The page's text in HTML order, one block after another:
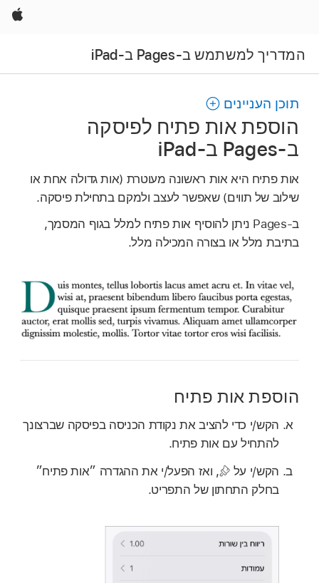
Apple
המדריך למשתמש ב-Pages ב-iPad
תוכן העניינים
הוספת אות פתיח לפיסקה
ב‑Pages ב‑iPad
אות פתיח היא אות ראשונה מעוטרת (אות גדולה אחת או
שילוב של תווים) שאפשר לעצב ולמקם בתחילת פיסקה.
ב‑Pages ניתן להוסיף אות פתיח למלל בגוף המסמך,
בתיבת מלל או בצורה המכילה מלל.
הוספת אות פתיח
הקש/י כדי להציב את נקודת הכניסה בפיסקה שברצונך
להתחיל עם אות פתיח.
הקש/י על
, ואז הפעל/י את ההגדרה ״אות פתיח״
בחלק התחתון של התפריט.